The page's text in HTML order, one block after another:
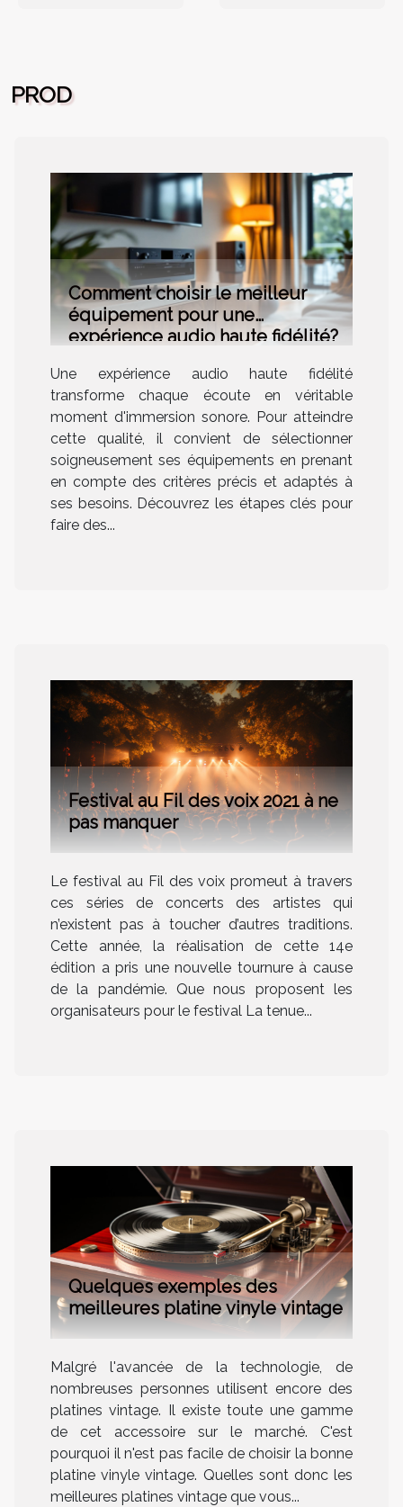
PROD
Comment choisir le meilleur
équipement pour une
expérience audio haute fidélité?
Une expérience audio haute fidélité
transforme chaque écoute en véritable
moment d'immersion sonore. Pour atteindre
cette qualité, il convient de sélectionner
soigneusement ses équipements en prenant
en compte des critères précis et adaptés à
ses besoins. Découvrez les étapes clés pour
faire des...
Festival au Fil des voix 2021 à ne
pas manquer
Le festival au Fil des voix promeut à travers
ces séries de concerts des artistes qui
n’existent pas à toucher d’autres traditions.
Cette année, la réalisation de cette 14e
édition a pris une nouvelle tournure à cause
de la pandémie. Que nous proposent les
organisateurs pour le festival La tenue...
Quelques exemples des
meilleures platine vinyle vintage
Malgré l'avancée de la technologie, de
nombreuses personnes utilisent encore des
platines vintage. Il existe toute une gamme
de cet accessoire sur le marché. C'est
pourquoi il n'est pas facile de choisir la bonne
platine vinyle vintage. Quelles sont donc les
meilleures platines vintage que vous...